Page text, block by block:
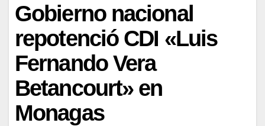
Gobierno nacional
repotenció CDI «Luis
Fernando Vera
Betancourt» en
Monagas